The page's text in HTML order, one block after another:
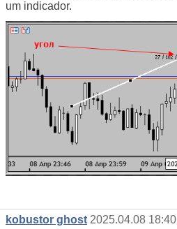
um indicador.
kobustor ghost 2025.04.08 18:40